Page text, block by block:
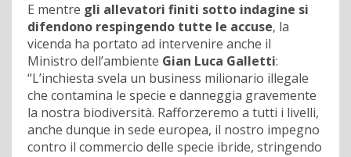
E mentre gli allevatori finiti sotto indagine si
difendono respingendo tutte le accuse, la
vicenda ha portato ad intervenire anche il
Ministro dell’ambiente Gian Luca Galletti:
“L’inchiesta svela un business milionario illegale
che contamina le specie e danneggia gravemente
la nostra biodiversità. Rafforzeremo a tutti i livelli,
anche dunque in sede europea, il nostro impegno
contro il commercio delle specie ibride, stringendo